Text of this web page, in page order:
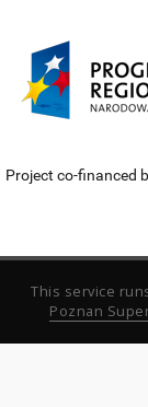
Project co-financed
This service
Poznan